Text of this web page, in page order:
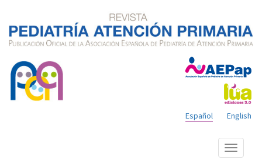
English
Español
Mostrar
menú